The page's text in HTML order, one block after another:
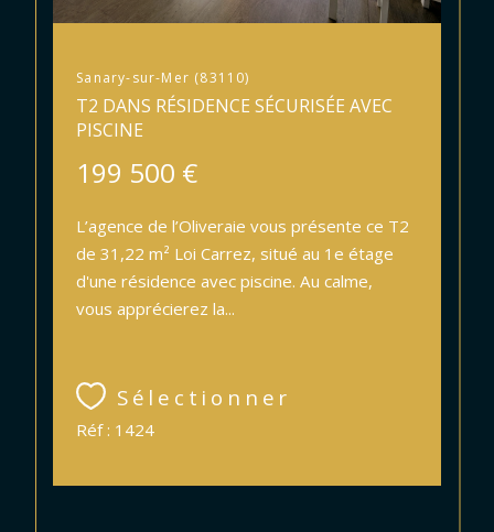
Sanary-sur-Mer (83110)
T2 DANS RÉSIDENCE SÉCURISÉE AVEC
PISCINE
199 500 €
L’agence de l’Oliveraie vous présente ce T2
de 31,22 m² Loi Carrez, situé au 1e étage
d'une résidence avec piscine. Au calme,
vous apprécierez la...
Sélectionner
Réf : 1424